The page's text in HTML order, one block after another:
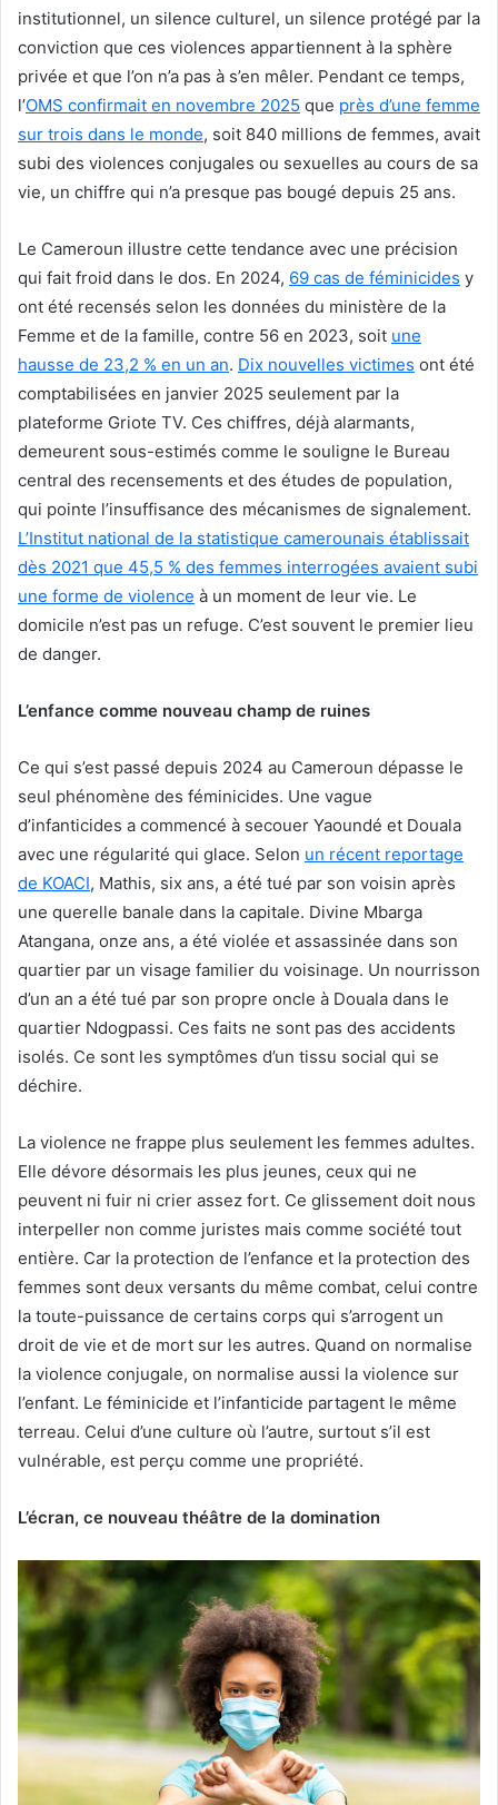
institutionnel, un silence culturel, un silence protégé par la
conviction que ces violences appartiennent à la sphère
privée et que l’on n’a pas à s’en mêler. Pendant ce temps,
l’OMS confirmait en novembre 2025 que près d’une femme
sur trois dans le monde, soit 840 millions de femmes, avait
subi des violences conjugales ou sexuelles au cours de sa
vie, un chiffre qui n’a presque pas bougé depuis 25 ans.
Le Cameroun illustre cette tendance avec une précision
qui fait froid dans le dos. En 2024, 69 cas de féminicides y
ont été recensés selon les données du ministère de la
Femme et de la famille, contre 56 en 2023, soit une
hausse de 23,2 % en un an. Dix nouvelles victimes ont été
comptabilisées en janvier 2025 seulement par la
plateforme Griote TV. Ces chiffres, déjà alarmants,
demeurent sous-estimés comme le souligne le Bureau
central des recensements et des études de population,
qui pointe l’insuffisance des mécanismes de signalement.
L’Institut national de la statistique camerounais établissait
dès 2021 que 45,5 % des femmes interrogées avaient subi
une forme de violence à un moment de leur vie. Le
domicile n’est pas un refuge. C’est souvent le premier lieu
de danger.
L’enfance comme nouveau champ de ruines
Ce qui s’est passé depuis 2024 au Cameroun dépasse le
seul phénomène des féminicides. Une vague
d’infanticides a commencé à secouer Yaoundé et Douala
avec une régularité qui glace. Selon un récent reportage
de KOACI, Mathis, six ans, a été tué par son voisin après
une querelle banale dans la capitale. Divine Mbarga
Atangana, onze ans, a été violée et assassinée dans son
quartier par un visage familier du voisinage. Un nourrisson
d’un an a été tué par son propre oncle à Douala dans le
quartier Ndogpassi. Ces faits ne sont pas des accidents
isolés. Ce sont les symptômes d’un tissu social qui se
déchire.
La violence ne frappe plus seulement les femmes adultes.
Elle dévore désormais les plus jeunes, ceux qui ne
peuvent ni fuir ni crier assez fort. Ce glissement doit nous
interpeller non comme juristes mais comme société tout
entière. Car la protection de l’enfance et la protection des
femmes sont deux versants du même combat, celui contre
la toute-puissance de certains corps qui s’arrogent un
droit de vie et de mort sur les autres. Quand on normalise
la violence conjugale, on normalise aussi la violence sur
l’enfant. Le féminicide et l’infanticide partagent le même
terreau. Celui d’une culture où l’autre, surtout s’il est
vulnérable, est perçu comme une propriété.
L’écran, ce nouveau théâtre de la domination